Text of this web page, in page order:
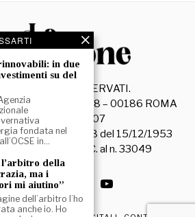
I DIRITTI RISERVATI.
Piazza Capranica, 78 – 00186 ROMA
P. IVA 15045971007
di Roma n. 3628 del 15/12/1953
è iscritta al R.O.C. al n. 33049
in due
su del
fondata nel
in…
l’arbitro della
ma i
mi aiutino”
dell’arbitro l’ho
anche io. Ho